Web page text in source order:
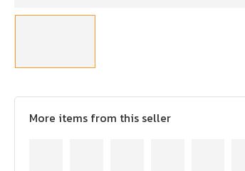
More items from this seller